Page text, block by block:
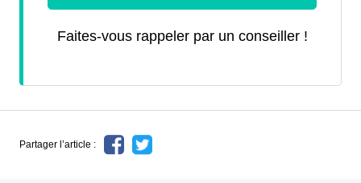
Faites-vous rappeler par un conseiller !
Partager l’article :